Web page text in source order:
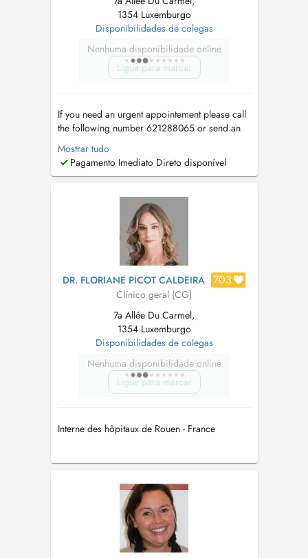
1354 Luxemburgo
Disponibilidades de colegas
Nenhuma disponibilidade online
Ligue para marcar
If you need an urgent appointement please call
the following number 621288065 or send an
email to
medicent@pt.lu
d'un RDV en urgence veuillez svp contacter le
secrétariat au 621288065 ou écrivez un mail à
please send your deta...
Mostrar tudo
Pagamento Imediato Direto disponível
DR. FLORIANE PICOT CALDEIRA 703
Clínico geral (CG)
7a Allée Du Carmel,
1354 Luxemburgo
Disponibilidades de colegas
Nenhuma disponibilidade online
Ligue para marcar
Interne des hôpitaux de Rouen - France